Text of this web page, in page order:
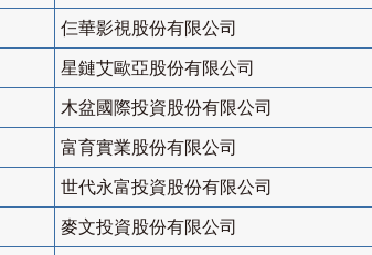
仨華影視股份有限公司
星鏈艾歐亞股份有限公司
木盆國際投資股份有限公司
富育實業股份有限公司
世代永富投資股份有限公司
麥文投資股份有限公司